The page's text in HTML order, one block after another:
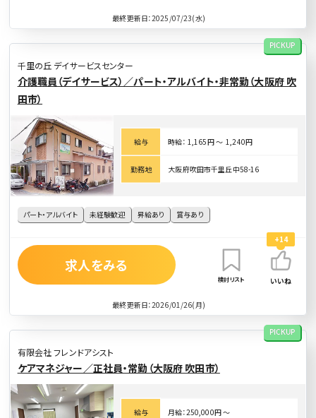
最終更新日：2025/07/23(水)
千里の丘 デイサービスセンター
PICKUP
介護職員（デイサービス）／パート・アルバイト・非常勤（大阪府 吹
田市）
パート・アルバイト 未経験歓迎 昇給あり 賞与あり
給与 時給： 1,165円 〜 1,240円
勤務地 大阪府吹田市千里丘中58-16
最終更新日：2026/01/26(月)
求人をみる
検討リスト
+14
いいね
有限会社 フレンドアシスト
PICKUP
ケアマネジャー／正社員・常勤（大阪府 吹田市）
給与 月給：250,000円 〜